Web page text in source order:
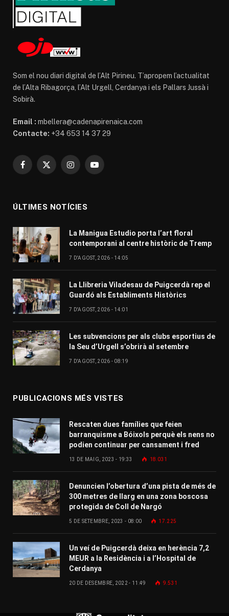
Som el nou diari digital de l’Alt Pirineu. T’apropem l’actualitat
de l’Alta Ribagorça, l’Alt Urgell, Cerdanya i els Pallars Jussà i
Sobirà.
Email : mbellera@cadenapirenaica.com
Contacte: +34 653 14 37 29
Facebook
X
InstagramYouTube
ÚLTIMES NOTÍCIES
La Manigua Estudio porta l’art floral
contemporani al centre històric de Tremp
7 D'AGOST, 2026 - 14:05
La Llibreria Viladesau de Puigcerdà rep el
Guardó als Establiments Històrics
7 D'AGOST, 2026 - 14:01
Les subvencions per als clubs esportius de
la Seu d’Urgell s’obrirà al setembre
7 D'AGOST, 2026 - 08:19
PUBLICACIONS MÉS VISTES
Rescaten dues famílies que feien
barranquisme a Bóixols perquè els nens no
podien continuar per cansament i fred
13 DE MAIG, 2023 - 19:33 18.031
Denuncien l’obertura d’una pista de més de
300 metres de llarg en una zona boscosa
protegida de Coll de Nargó
5 DE SETEMBRE, 2023 - 08:00 17.225
Un veí de Puigcerdà deixa en herència 7,2
MEUR a la Residència i a l’Hospital de
Cerdanya
20 DE DESEMBRE, 2022 - 11:49 9.531